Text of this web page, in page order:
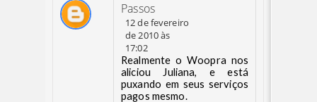
Passos
12 de fevereiro
de 2010 às
17:02
Realmente o Woopra nos
aliciou Juliana, e está
puxando em seus serviços
pagos mesmo.